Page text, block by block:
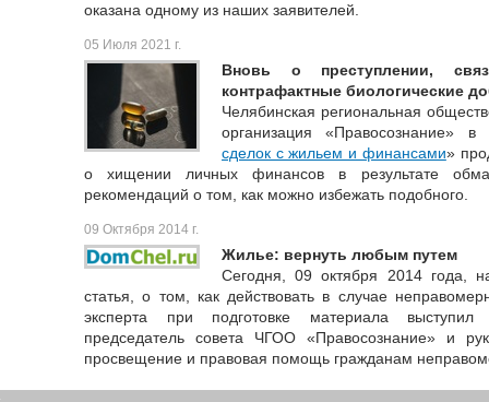
оказана одному из наших заявителей.
05 Июля 2021 г.
Вновь о преступлении,
контрафактные биологические
Челябинская региональная
организация «Правосознание»
сделок с жильем и финансами»
о хищении личных финансов в результате
рекомендаций о том, как можно избежать подобного.
09 Октября 2014 г.
Жилье: вернуть любым путем
Сегодня, 09 октября 2014 года,
статья, о том, как действовать в случае
эксперта при подготовке материала
председатель совета ЧГОО «Правосознание» и
просвещение и правовая помощь гражданам